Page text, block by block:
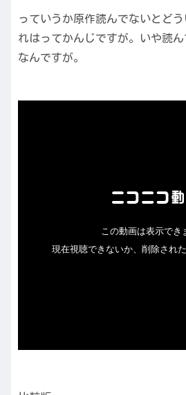
っていうか原作読んでないとど
れはってかんじですが。いや読
なんですが。